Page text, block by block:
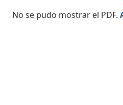
No se pudo mostrar el PDF.